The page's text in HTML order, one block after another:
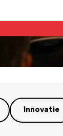
Innovatie